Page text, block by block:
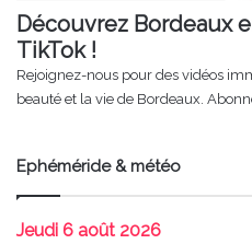
Découvrez Bordeaux
TikTok !
Rejoignez-nous pour des vidéos
beauté et la vie de Bordeaux.
Ephéméride & météo
Jeudi 6 août 2026